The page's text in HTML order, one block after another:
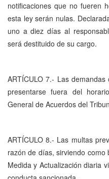
notificaciones que no fueren
esta ley serán nulas.
uno a diez días al
será destituido de su cargo.
ARTÍCULO 7.- Las
presentarse fuera del
General de Acuerdos del
ARTÍCULO 8.- Las multas
razón de días, sirviendo
Medida y Actualización diaria